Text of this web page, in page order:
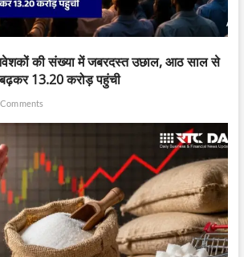
की संख्या में जबरदस्त उछाल, आठ साल से
13.20 करोड़ पहुंची